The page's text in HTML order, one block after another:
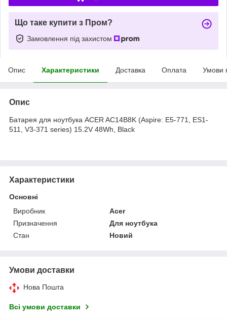
Що таке купити з Пром?
Замовлення під захистом
Опис Характеристики Доставка Оплата Умови
Опис
Батарея для ноутбука ACER AC14B8K (Aspire: E5-771, ES1-
511, V3-371 series) 15.2V 48Wh, Black
Характеристики
Основні
Виробник
Acer
Призначення
Для ноутбука
Стан
Новий
Умови доставки
Нова Пошта
Всі умови доставки